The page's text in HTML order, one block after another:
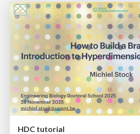
HDC tutorial